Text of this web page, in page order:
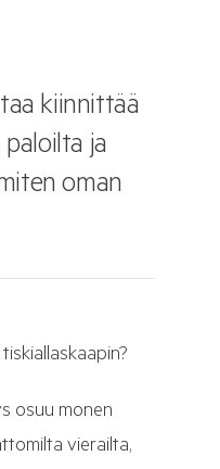
kiinnittää
ja
oman
osuu monen
vierailta,